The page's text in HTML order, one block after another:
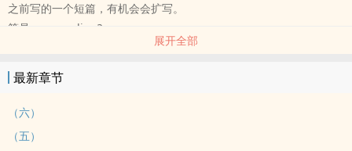
之前写的一个短篇，有机会会扩写。
算是open ending?
展开全部
最新章节
（六）
（五）